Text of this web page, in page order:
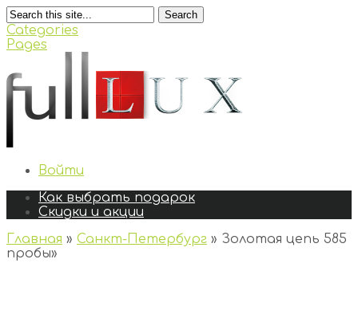
Search
Categories
Pages
Войти
Как выбрать подарок
Скидки и акции
Главная » Санкт-Петербург » Золотая цепь 585
пробы»